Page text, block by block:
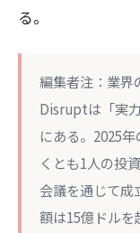
る。
編集者注：業界
Disruptは「実
にある。2025
くとも1人の投
会議を通じて成
額は15億ドル